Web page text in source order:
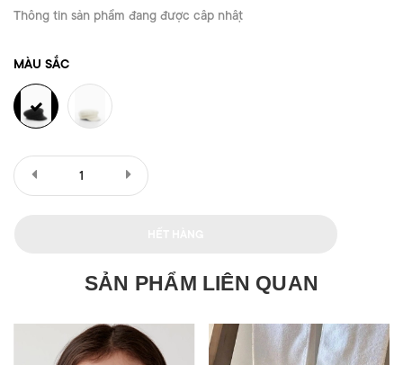
Thông tin sản phẩm đang được cập nhật
MÀU SẮC
SẢN PHẨM LIÊN QUAN